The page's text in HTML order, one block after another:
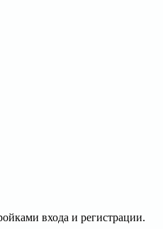
входа и регистрации.